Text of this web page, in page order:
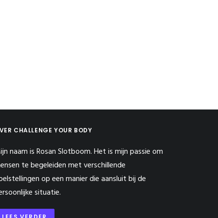
CHALLENGE YOUR BODY
naam is Rosan Slotboom. Het is mijn passie om
te begeleiden met verschillende
op een manier die aansluit bij de
situatie.